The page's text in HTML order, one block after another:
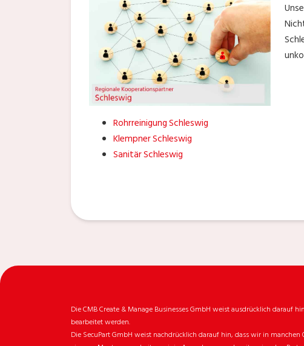
Rohrreinigung Schleswig
Klempner Schleswig
Sanitär Schleswig
Die CMB Create & Manage Businesses GmbH weist ausdrücklich
bearbeitet werden.
Die SecuPart GmbH weist nachdrücklich darauf hin, dass wir in